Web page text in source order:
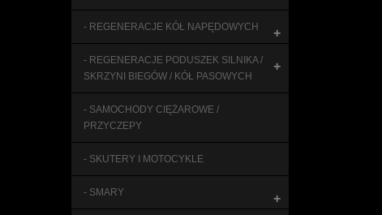
- REGENERACJE KÓŁ NAPĘDOWYCH +
- REGENERACJE PODUSZEK SILNIKA /
SKRZYNI BIEGÓW / KÓŁ PASOWYCH
+
- SAMOCHODY CIĘŻAROWE /
PRZYCZEPY
- SKUTERY I MOTOCYKLE
- SMARY +